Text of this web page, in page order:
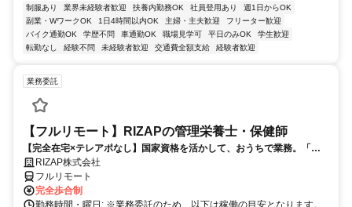
制服あり 業界未経験者歓迎 扶養内勤務OK 社員登用あり
週1日からOK
副業・WワークOK
1日4時間以内OK 主婦・主夫歓迎
フリーター歓迎
バイク通勤OK
学歴不問 車通勤OK 職場見学可 平日のみOK
学生歓迎
転勤なし
経験不問 未経験者歓迎 交通費全額支給 経験者歓迎
業務委託
【フルリモート】RIZAPの管理栄養士・保健師
【完全在宅×テレアポなし】国家資格を活かして、おうちで業務。「も
う一つの安心」を。主婦・Wワーカー活躍中！「平日の日中だけ」「夕
方以降の数時間だけ」など、生活リズムに合わせた時間調整が可能で
す。1件ごとの成果報酬型だから、頑張った分だけ手応えのある収入
に。充実のサポート体制で、安心の在宅ワークを始めませんか？
RIZAP株式会社
フルリモート
完全歩合制
勤務時間・曜日: ※業務委託のため、以下は稼働の目安となります。